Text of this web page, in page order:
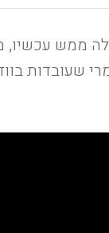
ממש עכשיו,
שעובדות